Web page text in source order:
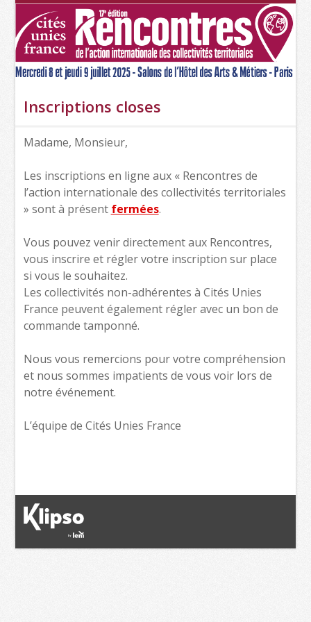
Inscriptions closes
Madame, Monsieur,
Les inscriptions en ligne aux « Rencontres de
l’action internationale des collectivités territoriales
» sont à présent fermées.
Vous pouvez venir directement aux Rencontres,
vous inscrire et régler votre inscription sur place
si vous le souhaitez.
Les collectivités non-adhérentes à Cités Unies
France peuvent également régler avec un bon de
commande tamponné.
Nous vous remercions pour votre compréhension
et nous sommes impatients de vous voir lors de
notre événement.
L’équipe de Cités Unies France